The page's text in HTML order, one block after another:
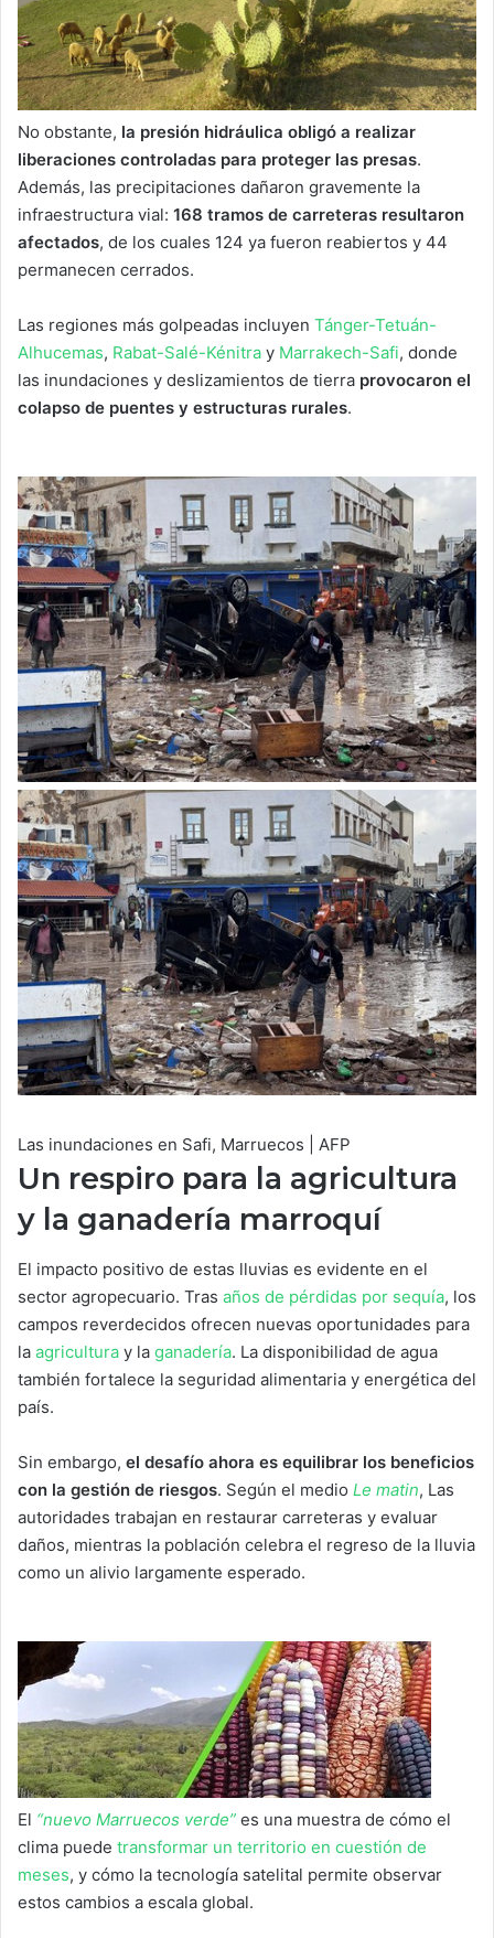
No obstante, la presión hidráulica obligó a realizar
liberaciones controladas para proteger las presas.
Además, las precipitaciones dañaron gravemente la
infraestructura vial: 168 tramos de carreteras resultaron
afectados, de los cuales 124 ya fueron reabiertos y 44
permanecen cerrados.
Las regiones más golpeadas incluyen Tánger-Tetuán-
Alhucemas, Rabat-Salé-Kénitra y Marrakech-Safi, donde
las inundaciones y deslizamientos de tierra provocaron el
colapso de puentes y estructuras rurales.
Las inundaciones en Safi, Marruecos | AFP
Un respiro para la agricultura
y la ganadería marroquí
El impacto positivo de estas lluvias es evidente en el
sector agropecuario. Tras años de pérdidas por sequía, los
campos reverdecidos ofrecen nuevas oportunidades para
la agricultura y la ganadería. La disponibilidad de agua
también fortalece la seguridad alimentaria y energética del
país.
Sin embargo, el desafío ahora es equilibrar los beneficios
con la gestión de riesgos. Según el medio Le matin, Las
autoridades trabajan en restaurar carreteras y evaluar
daños, mientras la población celebra el regreso de la lluvia
como un alivio largamente esperado.
El “nuevo Marruecos verde” es una muestra de cómo el
clima puede transformar un territorio en cuestión de
meses, y cómo la tecnología satelital permite observar
estos cambios a escala global.